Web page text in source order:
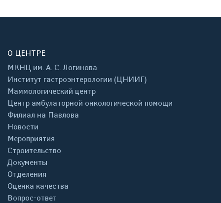
О ЦЕНТРЕ
МКНЦ им. А. С. Логинова
Институт гастроэнтерологии (ЦНИИГ)
Маммологический центр
Центр амбулаторной онкологической помощи
Филиал на Павлова
Новости
Мероприятия
Строительство
Документы
Отделения
Оценка качества
Вопрос-ответ